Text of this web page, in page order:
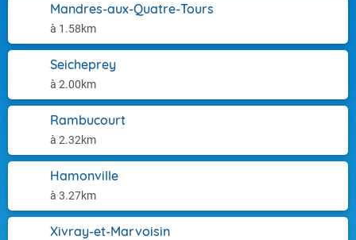
Mandres-aux-Quatre-Tours
à 1.58km
Seicheprey
à 2.00km
Rambucourt
à 2.32km
Hamonville
à 3.27km
Xivray-et-Marvoisin